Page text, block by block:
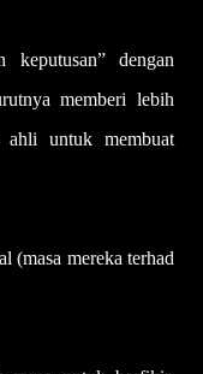
keputusan” dengan
memberi lebih
ahli untuk membuat
(masa mereka terhad